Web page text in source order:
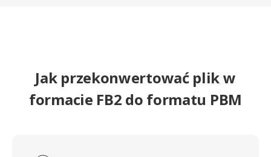
Jak przekonwertować plik w
formacie FB2 do formatu PBM